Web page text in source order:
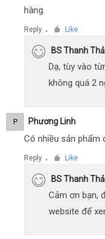
hàng.
Reply ● Like
BS Thanh
Dạ, tùy vào
không quá 2
P Phương Linh
Có nhiều sản phẩm
Reply ● Like
BS Thanh
Cảm ơn bạn,
website để